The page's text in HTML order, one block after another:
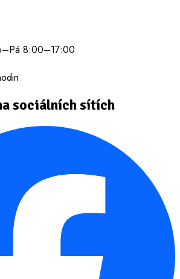
8:00–17:00
sociálních sítích